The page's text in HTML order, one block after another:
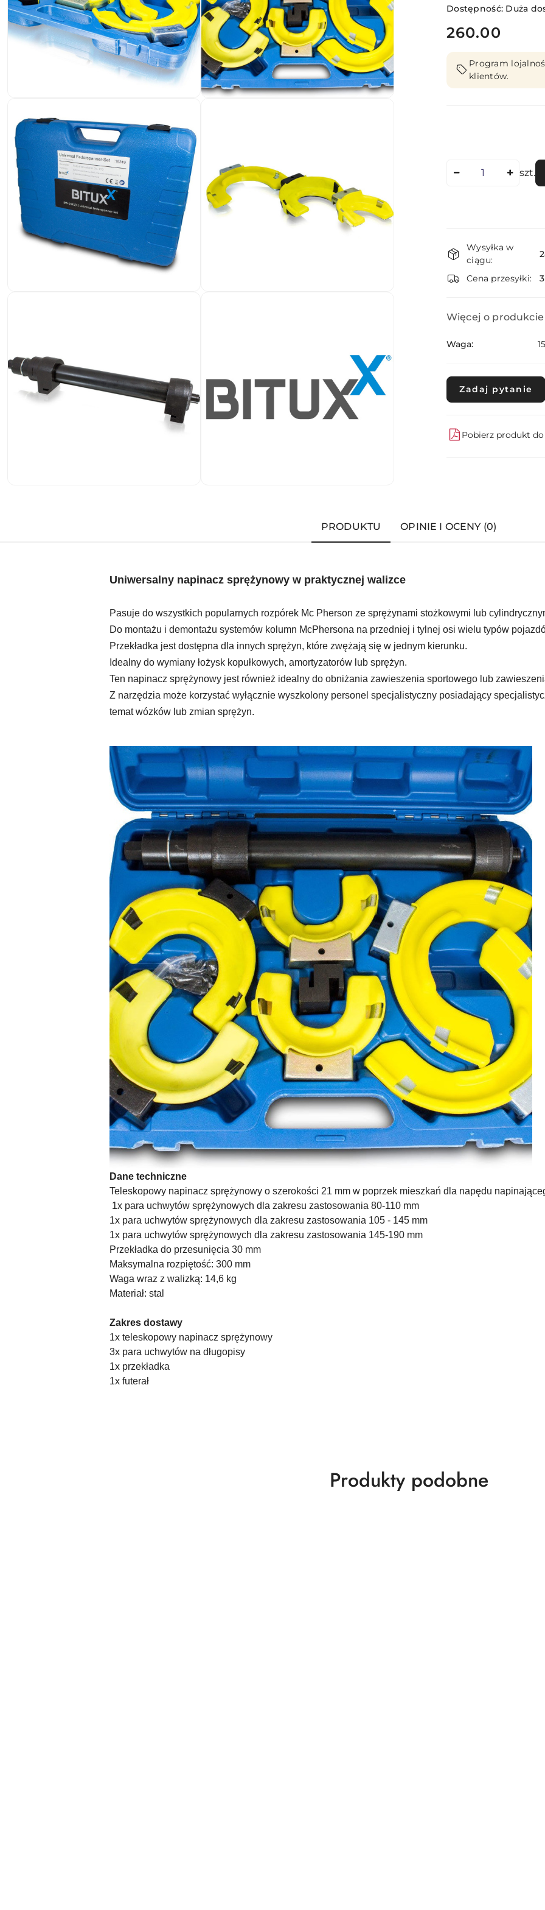
Dostępność: Duża
cena:
260.00
Program
klientów.
szt.
Dostępność
i
dostawa
Wysyłka w
ciągu:
Cena przesyłki:
Więcej o produkcie
Waga:
Zadaj pytanie
Pobierz produkt
PRODUKTU OPINIE I OCENY (0)
Uniwersalny napinacz sprężynowy w praktycznej walizce
Pasuje do wszystkich popularnych rozpórek Mc Pherson ze sprężynami stożkowymi lub
Do montażu i demontażu systemów kolumn McPhersona na przedniej i tylnej osi wielu typów
Przekładka jest dostępna dla innych sprężyn, które zwężają się w jednym kierunku.
Idealny do wymiany łożysk kopułkowych, amortyzatorów lub sprężyn.
Ten napinacz sprężynowy jest również idealny do obniżania zawieszenia sportowego lub
Z narzędzia może korzystać wyłącznie wyszkolony personel specjalistyczny posiadający
temat wózków lub zmian sprężyn.
Dane techniczne
Teleskopowy napinacz sprężynowy o szerokości 21 mm w poprzek mieszkań dla napędu
1x para uchwytów sprężynowych dla zakresu zastosowania 80-110 mm
1x para uchwytów sprężynowych dla zakresu zastosowania 105 - 145 mm
1x para uchwytów sprężynowych dla zakresu zastosowania 145-190 mm
Przekładka do przesunięcia 30 mm
Maksymalna rozpiętość: 300 mm
Waga wraz z walizką: 14,6 kg
Materiał: stal
Zakres dostawy
1x teleskopowy napinacz sprężynowy
3x para uchwytów na długopisy
1x przekładka
1x futerał
Produkty
Produkty podobne